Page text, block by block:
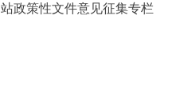
政策性文件意见征集专栏